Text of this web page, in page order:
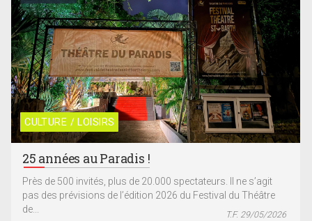
CULTURE / LOISIRS
25 années au Paradis !
Près de 500 invités, plus de 20.000 spectateurs. Il ne s’agit
pas des prévisions de l’édition 2026 du Festival du Théâtre
de...
T.F. 29/05/2026